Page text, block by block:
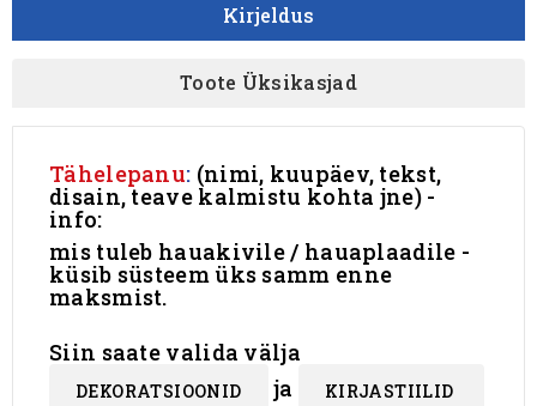
Kirjeldus
Toote Üksikasjad
Tähelepanu: (nimi, kuupäev, tekst,
disain, teave kalmistu kohta jne) -
info:
mis tuleb hauakivile / hauaplaadile -
küsib süsteem üks samm enne
maksmist.
Siin saate valida välja
DEKORATSIOONID ja KIRJASTIILID